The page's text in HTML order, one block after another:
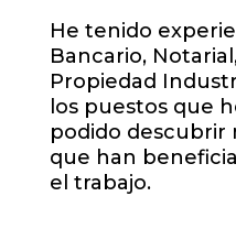
He tenido
Bancario,
Propiedad
los puestos que
podido descubrir
que han
el trabajo.